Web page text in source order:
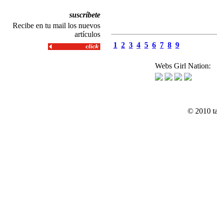
suscríbete
Recibe en tu mail los nuevos
artículos
1 2 3 4 5 6 7 8 9
Webs Girl Nation:
© 2010